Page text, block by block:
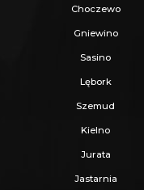
Choczewo
Gniewino
Sasino
Lębork
Szemud
Kielno
Jurata
Jastarnia